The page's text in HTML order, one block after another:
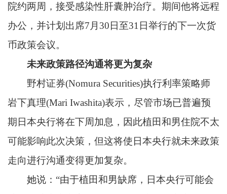
院约两周，接受感染性肝囊肿治疗。期间他将远程
办公，并计划出席7月30日至31日举行的下一次货
币政策会议。
未来政策路径沟通将更为复杂
野村证券(Nomura Securities)执行利率策略师
岩下真理(Mari Iwashita)表示，尽管市场已普遍预
期日本央行将在下周加息，因此植田和男住院不太
可能影响此次决策，但这将使日本央行就未来政策
走向进行沟通变得更加复杂。
她说：“由于植田和男缺席，日本央行可能会